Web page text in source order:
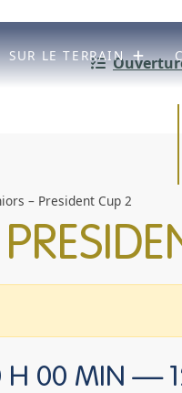
SUR LE TERRAIN
– President Cup 2
H 00 MIN —